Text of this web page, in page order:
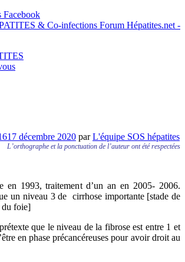
Facebook
Forum Hépatites.net -
17 décembre 2020 parL'équipe SOS hépatites
L’orthographe et la ponctuation de l’auteur ont été respectées
en 1993, traitement d’un an en 2005- 2006.
un niveau 3 de cirrhose importante [stade de
du foie]
que le niveau de la fibrose est entre 1 et
en phase précancéreuses pour avoir droit au